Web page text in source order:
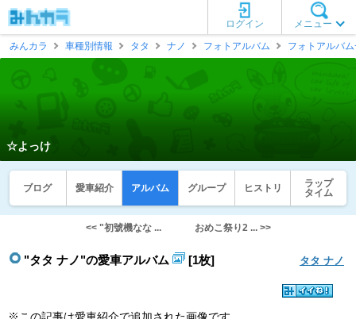
メニュー
ログイン
みんカラ
車種別情報 タタ ナノ フォトアルバム フォトアルバ
☆よっけ
ブログ 愛車紹介 アルバム グループ ヒストリ
ラップ
タイム
<< "初號機なな ... おめこ祭り2 ... >>
"タタ ナノ"の愛車アルバム [1枚] タタ ナノ